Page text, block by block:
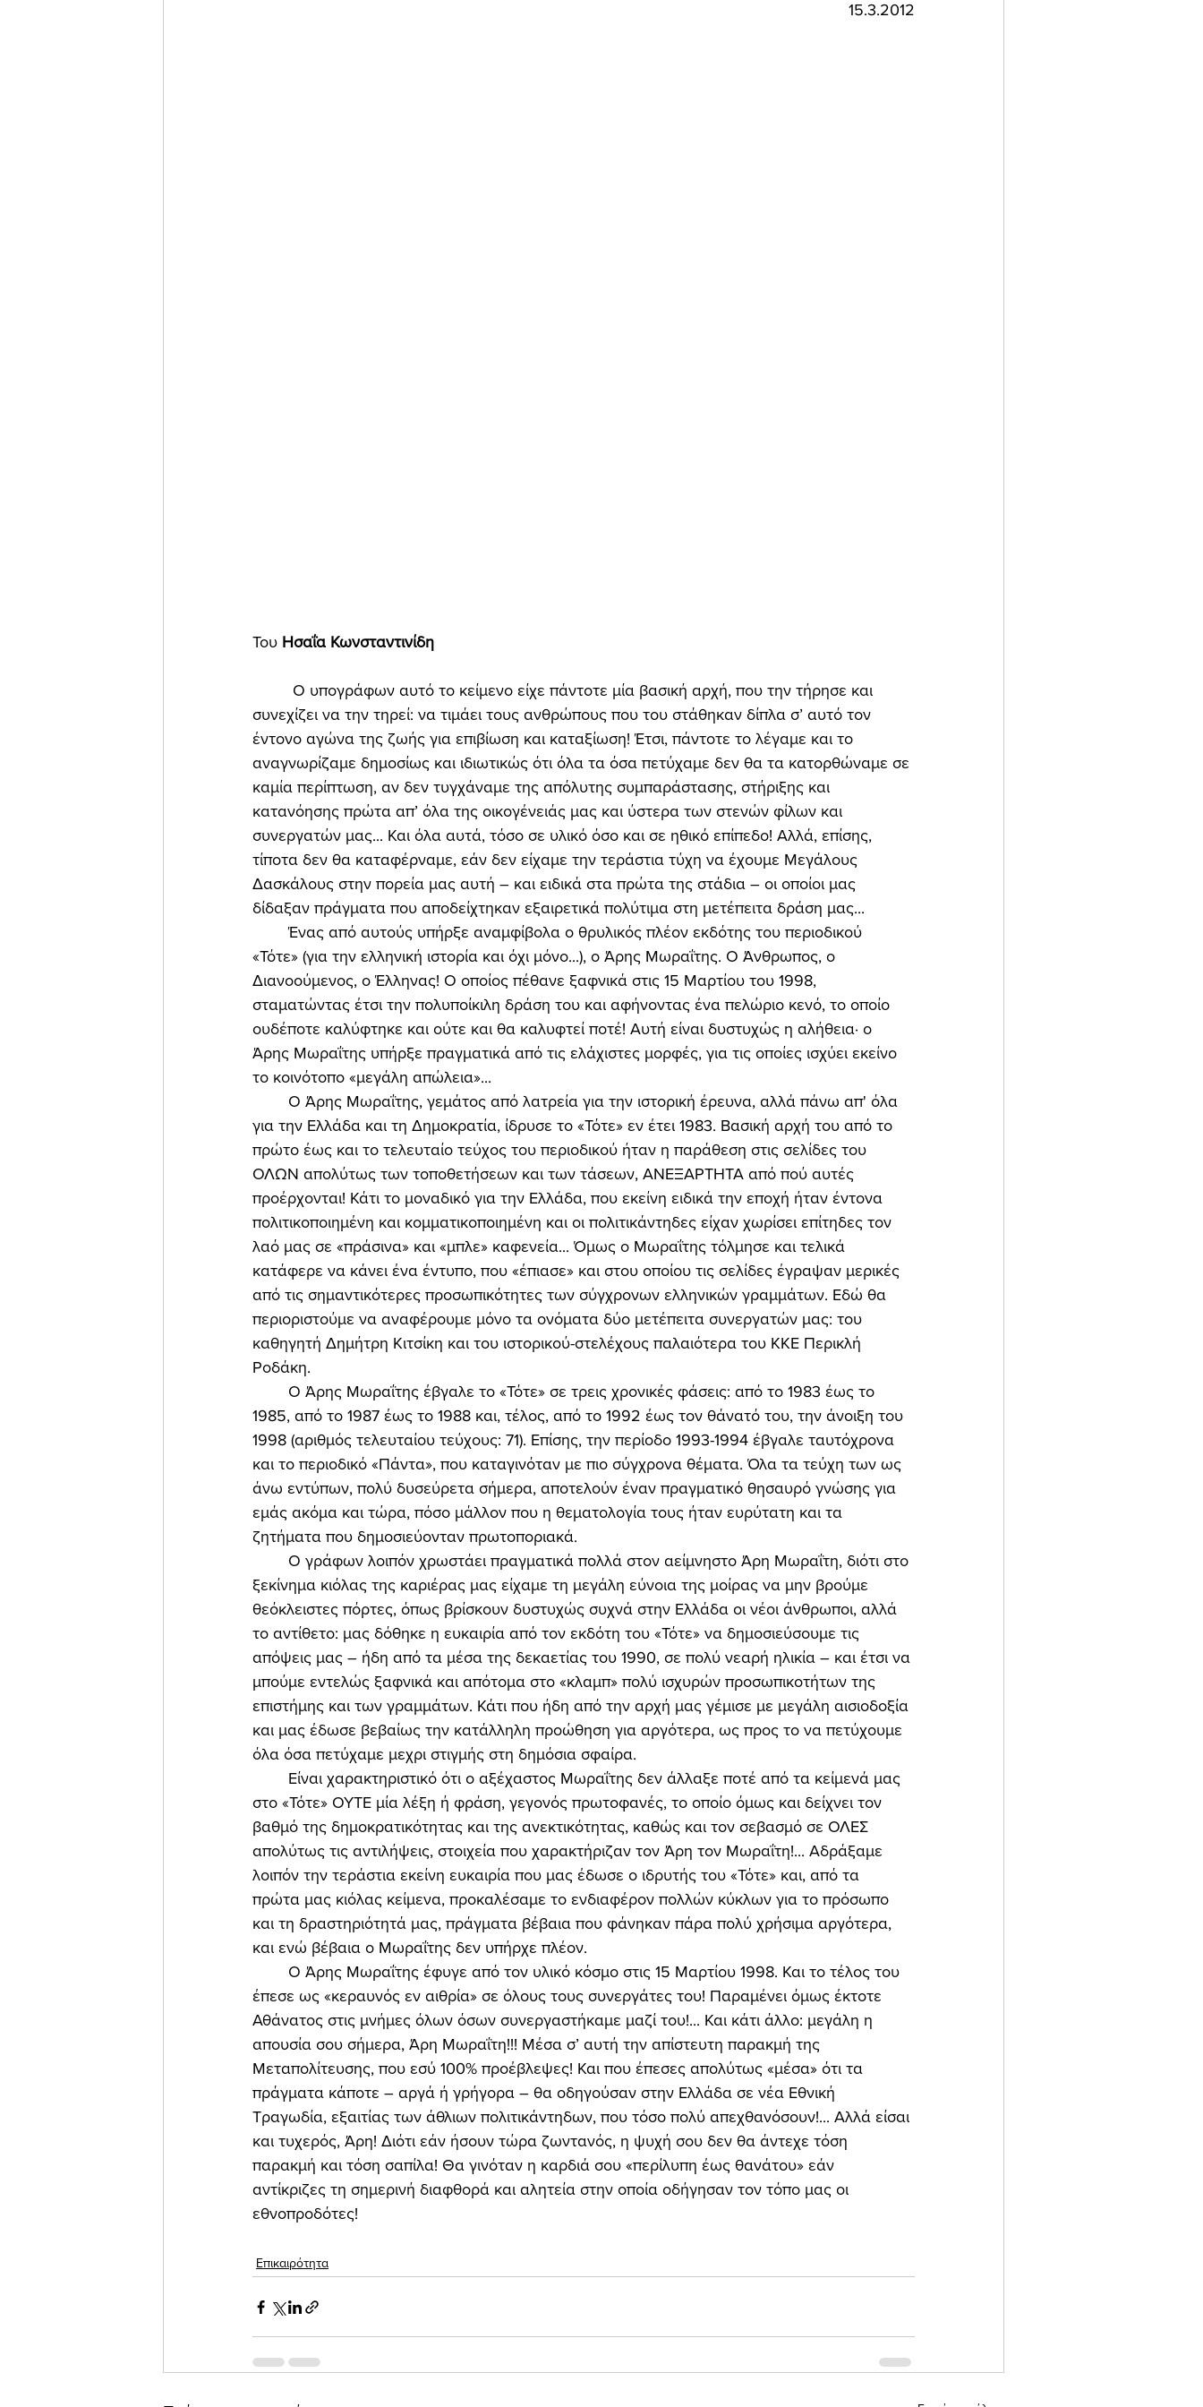
15.3.2012
Του Ησαΐα Κωνσταντινίδη
συνεχίζει να την τηρεί: να τιμάει τους ανθρώπους που του στάθηκαν δίπλα σ’ αυτό τον
έντονο αγώνα της ζωής για επιβίωση και καταξίωση! Έτσι, πάντοτε το λέγαμε και το
αναγνωρίζαμε δημοσίως και ιδιωτικώς ότι όλα τα όσα πετύχαμε δεν θα τα κατορθώναμε σε
καμία περίπτωση, αν δεν τυγχάναμε της απόλυτης συμπαράστασης, στήριξης και
κατανόησης πρώτα απ’ όλα της οικογένειάς μας και ύστερα των στενών φίλων και
συνεργατών μας... Και όλα αυτά, τόσο σε υλικό όσο και σε ηθικό επίπεδο! Αλλά, επίσης,
τίποτα δεν θα καταφέρναμε, εάν δεν είχαμε την τεράστια τύχη να έχουμε Μεγάλους
Δασκάλους στην πορεία μας αυτή – και ειδικά στα πρώτα της στάδια – οι οποίοι μας
δίδαξαν πράγματα που αποδείχτηκαν εξαιρετικά πολύτιμα στη μετέπειτα δράση μας...
	Ένας από αυτούς υπήρξε αναμφίβολα ο θρυλικός πλέον εκδότης του περιοδικού
«Τότε» (για την ελληνική ιστορία και όχι μόνο...), ο Άρης Μωραΐτης. Ο Άνθρωπος, ο
Διανοούμενος, ο Έλληνας! Ο οποίος πέθανε ξαφνικά στις 15 Μαρτίου του 1998,
σταματώντας έτσι την πολυποίκιλη δράση του και αφήνοντας ένα πελώριο κενό, το οποίο
ουδέποτε καλύφτηκε και ούτε και θα καλυφτεί ποτέ! Αυτή είναι δυστυχώς η αλήθεια· ο
Άρης Μωραΐτης υπήρξε πραγματικά από τις ελάχιστες μορφές, για τις οποίες ισχύει εκείνο
το κοινότοπο «μεγάλη απώλεια»...
για την Ελλάδα και τη Δημοκρατία, ίδρυσε το «Τότε» εν έτει 1983. Βασική αρχή του από το
πρώτο έως και το τελευταίο τεύχος του περιοδικού ήταν η παράθεση στις σελίδες του
ΟΛΩΝ απολύτως των τοποθετήσεων και των τάσεων, ΑΝΕΞΑΡΤΗΤΑ από πού αυτές
προέρχονται! Κάτι το μοναδικό για την Ελλάδα, που εκείνη ειδικά την εποχή ήταν έντονα
πολιτικοποιημένη και κομματικοποιημένη και οι πολιτικάντηδες είχαν χωρίσει επίτηδες τον
λαό μας σε «πράσινα» και «μπλε» καφενεία... Όμως ο Μωραΐτης τόλμησε και τελικά
κατάφερε να κάνει ένα έντυπο, που «έπιασε» και στου οποίου τις σελίδες έγραψαν μερικές
από τις σημαντικότερες προσωπικότητες των σύγχρονων ελληνικών γραμμάτων. Εδώ θα
περιοριστούμε να αναφέρουμε μόνο τα ονόματα δύο μετέπειτα συνεργατών μας: του
καθηγητή Δημήτρη Κιτσίκη και του ιστορικού-στελέχους παλαιότερα του ΚΚΕ Περικλή
Ροδάκη.
1985, από το 1987 έως το 1988 και, τέλος, από το 1992 έως τον θάνατό του, την άνοιξη του
1998 (αριθμός τελευταίου τεύχους: 71). Επίσης, την περίοδο 1993-1994 έβγαλε ταυτόχρονα
και το περιοδικό «Πάντα», που καταγινόταν με πιο σύγχρονα θέματα. Όλα τα τεύχη των ως
άνω εντύπων, πολύ δυσεύρετα σήμερα, αποτελούν έναν πραγματικό θησαυρό γνώσης για
εμάς ακόμα και τώρα, πόσο μάλλον που η θεματολογία τους ήταν ευρύτατη και τα
ζητήματα που δημοσιεύονταν πρωτοποριακά.
ξεκίνημα κιόλας της καριέρας μας είχαμε τη μεγάλη εύνοια της μοίρας να μην βρούμε
θεόκλειστες πόρτες, όπως βρίσκουν δυστυχώς συχνά στην Ελλάδα οι νέοι άνθρωποι, αλλά
το αντίθετο: μας δόθηκε η ευκαιρία από τον εκδότη του «Τότε» να δημοσιεύσουμε τις
απόψεις μας – ήδη από τα μέσα της δεκαετίας του 1990, σε πολύ νεαρή ηλικία – και έτσι να
μπούμε εντελώς ξαφνικά και απότομα στο «κλαμπ» πολύ ισχυρών προσωπικοτήτων της
επιστήμης και των γραμμάτων. Κάτι που ήδη από την αρχή μας γέμισε με μεγάλη αισιοδοξία
και μας έδωσε βεβαίως την κατάλληλη προώθηση για αργότερα, ως προς το να πετύχουμε
όλα όσα πετύχαμε μεχρι στιγμής στη δημόσια σφαίρα.
στο «Τότε» ΟΥΤΕ μία λέξη ή φράση, γεγονός πρωτοφανές, το οποίο όμως και δείχνει τον
βαθμό της δημοκρατικότητας και της ανεκτικότητας, καθώς και τον σεβασμό σε ΟΛΕΣ
απολύτως τις αντιλήψεις, στοιχεία που χαρακτήριζαν τον Άρη τον Μωραΐτη!... Αδράξαμε
λοιπόν την τεράστια εκείνη ευκαιρία που μας έδωσε ο ιδρυτής του «Τότε» και, από τα
πρώτα μας κιόλας κείμενα, προκαλέσαμε το ενδιαφέρον πολλών κύκλων για το πρόσωπο
και τη δραστηριότητά μας, πράγματα βέβαια που φάνηκαν πάρα πολύ χρήσιμα αργότερα,
και ενώ βέβαια ο Μωραΐτης δεν υπήρχε πλέον.
έπεσε ως «κεραυνός εν αιθρία» σε όλους τους συνεργάτες του! Παραμένει όμως έκτοτε
Αθάνατος στις μνήμες όλων όσων συνεργαστήκαμε μαζί του!... Και κάτι άλλο: μεγάλη η
απουσία σου σήμερα, Άρη Μωραΐτη!!! Μέσα σ’ αυτή την απίστευτη παρακμή της
Μεταπολίτευσης, που εσύ 100% προέβλεψες! Και που έπεσες απολύτως «μέσα» ότι τα
πράγματα κάποτε – αργά ή γρήγορα – θα οδηγούσαν στην Ελλάδα σε νέα Εθνική
Τραγωδία, εξαιτίας των άθλιων πολιτικάντηδων, που τόσο πολύ απεχθανόσουν!... Αλλά είσαι
και τυχερός, Άρη! Διότι εάν ήσουν τώρα ζωντανός, η ψυχή σου δεν θα άντεχε τόση
παρακμή και τόση σαπίλα! Θα γινόταν η καρδιά σου «περίλυπη έως θανάτου» εάν
αντίκριζες τη σημερινή διαφθορά και αλητεία στην οποία οδήγησαν τον τόπο μας οι
εθνοπροδότες!
Επικαιρότητα